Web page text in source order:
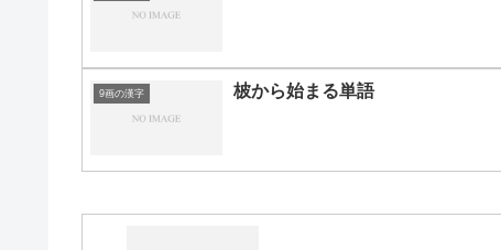
9画の漢字 柀から始まる単語